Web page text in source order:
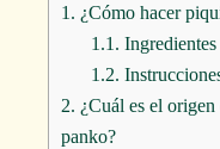
1. ¿Cómo hacer
1.1. Ingredientes
1.2.
2. ¿Cuál es el
panko?